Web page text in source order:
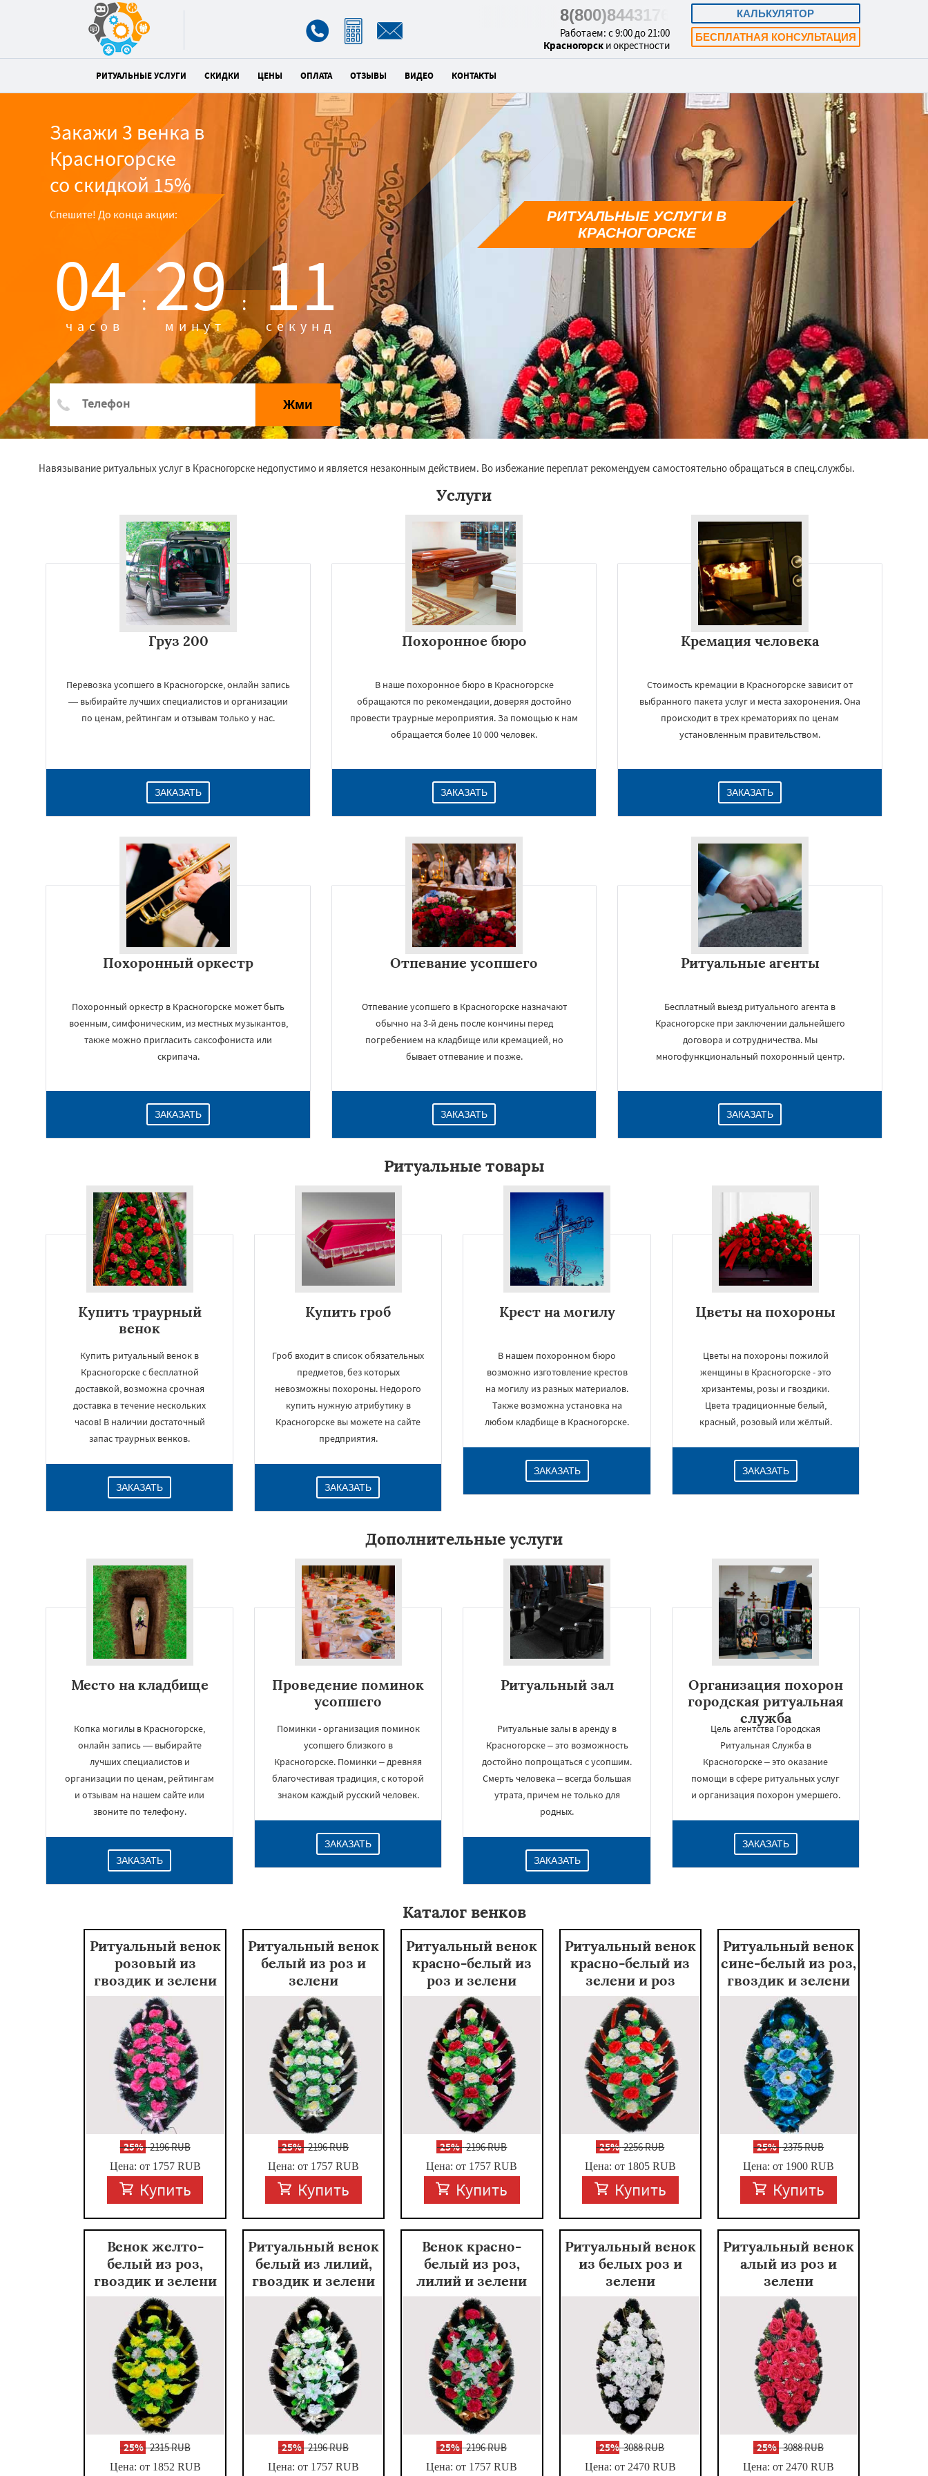
КАЛЬКУЛЯТОР
БЕСПЛАТНАЯ КОНСУЛЬТАЦИЯ
8(800)8443176
Работаем: с 9:00 до 21:00
Красногорск и окрестности
РИТУАЛЬНЫЕ УСЛУГИ СКИДКИ ЦЕНЫ ОПЛАТА ОТЗЫВЫ ВИДЕО КОНТАКТЫ
Закажи 3 венка в
Красногорске
со скидкой 15%
Спешите! До конца акции:
04 :
часов 29 :
минут 09
секунд
Жми
РИТУАЛЬНЫЕ УСЛУГИ В
КРАСНОГОРСКЕ
Навязывание ритуальных услуг в Красногорске недопустимо и является незаконным действием. Во избежание переплат рекомендуем самостоятельно обращаться в спец.службы.
Услуги
Груз 200
Перевозка усопшего в Красногорске, онлайн запись
— выбирайте лучших специалистов и организации
по ценам, рейтингам и отзывам только у нас.
ЗАКАЗАТЬ
Похоронное бюро
В наше похоронное бюро в Красногорске
обращаются по рекомендации, доверяя достойно
провести траурные мероприятия. За помощью к нам
обращается более 10 000 человек.
ЗАКАЗАТЬ
Кремация человека
Стоимость кремации в Красногорске зависит от
выбранного пакета услуг и места захоронения. Она
происходит в трех крематориях по ценам
установленным правительством.
ЗАКАЗАТЬ
Похоронный оркестр
Похоронный оркестр в Красногорске может быть
военным, симфоническим, из местных музыкантов,
также можно пригласить саксофониста или
скрипача.
ЗАКАЗАТЬ
Отпевание усопшего
Отпевание усопшего в Красногорске назначают
обычно на 3-й день после кончины перед
погребением на кладбище или кремацией, но
бывает отпевание и позже.
ЗАКАЗАТЬ
Ритуальные агенты
Бесплатный выезд ритуального агента в
Красногорске при заключении дальнейшего
договора и сотрудничества. Мы
многофункциональный похоронный центр.
ЗАКАЗАТЬ
Ритуальные товары
Купить траурный
венок
Купить ритуальный венок в
Красногорске с бесплатной
доставкой, возможна срочная
доставка в течение нескольких
часов! В наличии достаточный
запас траурных венков.
ЗАКАЗАТЬ
Купить гроб
Гроб входит в список обязательных
предметов, без которых
невозможны похороны. Недорого
купить нужную атрибутику в
Красногорске вы можете на сайте
предприятия.
ЗАКАЗАТЬ
Крест на могилу
В нашем похоронном бюро
возможно изготовление крестов
на могилу из разных материалов.
Также возможна установка на
любом кладбище в Красногорске.
ЗАКАЗАТЬ
Цветы на похороны
Цветы на похороны пожилой
женщины в Красногорске - это
хризантемы, розы и гвоздики.
Цвета традиционные белый,
красный, розовый или жёлтый.
ЗАКАЗАТЬ
Дополнительные услуги
Место на кладбище
Копка могилы в Красногорске,
онлайн запись — выбирайте
лучших специалистов и
организации по ценам, рейтингам
и отзывам на нашем сайте или
звоните по телефону.
ЗАКАЗАТЬ
Проведение поминок
усопшего
Поминки - организация поминок
усопшего близкого в
Красногорске. Поминки – древняя
благочестивая традиция, с которой
знаком каждый русский человек.
ЗАКАЗАТЬ
Ритуальный зал
Ритуальные залы в аренду в
Красногорске – это возможность
достойно попрощаться с усопшим.
Смерть человека – всегда большая
утрата, причем не только для
родных.
ЗАКАЗАТЬ
Организация похорон
городская ритуальная
служба
Цель агентства Городская
Ритуальная Служба в
Красногорске – это оказание
помощи в сфере ритуальных услуг
и организация похорон умершего.
ЗАКАЗАТЬ
Каталог венков
Ритуальный венок
розовый из
гвоздик и зелени
-25%2196 RUB
Цена: от 1757 RUB
Купить
Ритуальный венок
белый из роз и
зелени
-25%2196 RUB
Цена: от 1757 RUB
Купить
Ритуальный венок
красно-белый из
роз и зелени
-25%2196 RUB
Цена: от 1757 RUB
Купить
Ритуальный венок
красно-белый из
зелени и роз
-25%2256 RUB
Цена: от 1805 RUB
Купить
Ритуальный венок
сине-белый из роз,
гвоздик и зелени
-25%2375 RUB
Цена: от 1900 RUB
Купить
Венок желто-
белый из роз,
гвоздик и зелени
-25%2315 RUB
Цена: от 1852 RUB
Ритуальный венок
белый из лилий,
гвоздик и зелени
-25%2196 RUB
Цена: от 1757 RUB
Венок красно-
белый из роз,
лилий и зелени
-25%2196 RUB
Цена: от 1757 RUB
Ритуальный венок
из белых роз и
зелени
-25%3088 RUB
Цена: от 2470 RUB
Ритуальный венок
алый из роз и
зелени
-25%3088 RUB
Цена: от 2470 RUB
Даю согласие на обработку персональных данных